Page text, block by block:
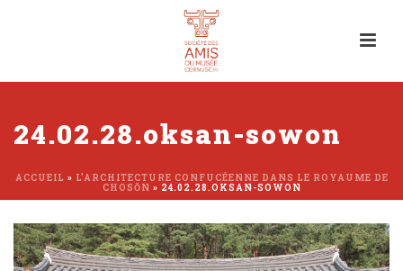
24.02.28.oksan-sowon
ACCUEIL » L’ARCHITECTURE CONFUCÉENNE DANS LE ROYAUME DE
CHOSŎN » 24.02.28.OKSAN-SOWON